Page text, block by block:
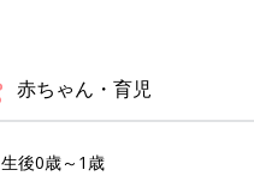
赤ちゃん・育児
生後0歳～1歳